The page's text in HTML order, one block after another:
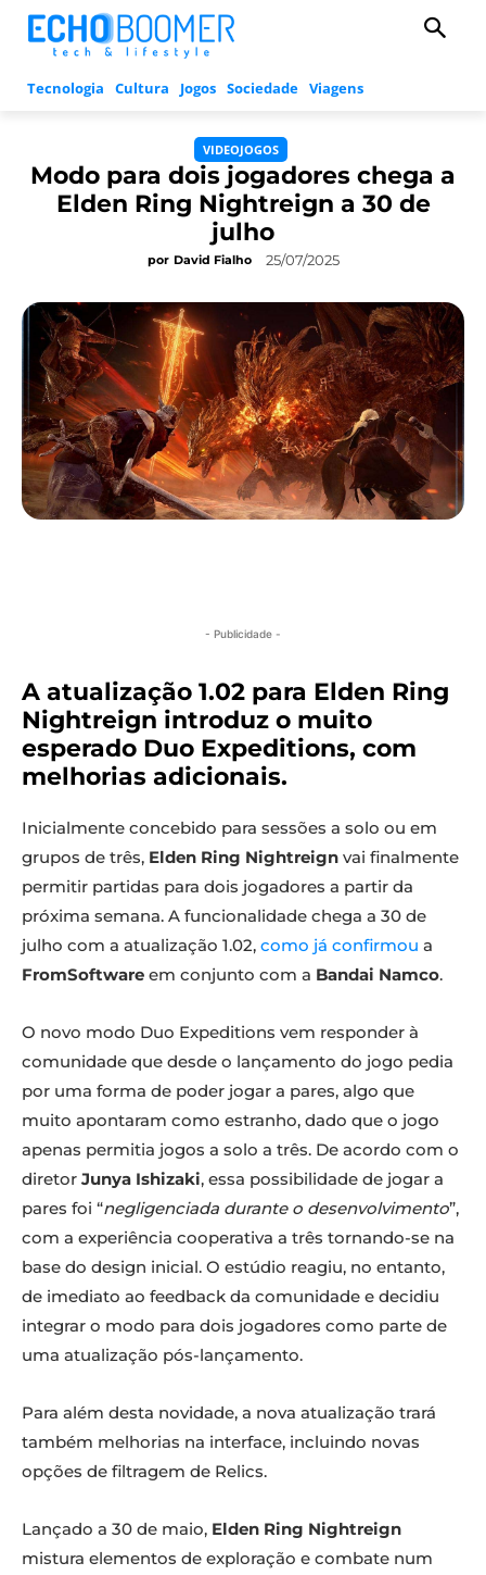
Tecnologia Cultura Jogos Sociedade Viagens
VIDEOJOGOS
Modo para dois jogadores chega a
Elden Ring Nightreign a 30 de
julho
por David Fialho 25/07/2025
- Publicidade -
A atualização 1.02 para Elden Ring
Nightreign introduz o muito
esperado Duo Expeditions, com
melhorias adicionais.
Inicialmente concebido para sessões a solo ou em
grupos de três, Elden Ring Nightreign vai finalmente
permitir partidas para dois jogadores a partir da
próxima semana. A funcionalidade chega a 30 de
julho com a atualização 1.02, como já confirmou a
FromSoftware em conjunto com a Bandai Namco.
O novo modo Duo Expeditions vem responder à
comunidade que desde o lançamento do jogo pedia
por uma forma de poder jogar a pares, algo que
muito apontaram como estranho, dado que o jogo
apenas permitia jogos a solo a três. De acordo com o
diretor Junya Ishizaki, essa possibilidade de jogar a
pares foi “negligenciada durante o desenvolvimento”,
com a experiência cooperativa a três tornando-se na
base do design inicial. O estúdio reagiu, no entanto,
de imediato ao feedback da comunidade e decidiu
integrar o modo para dois jogadores como parte de
uma atualização pós-lançamento.
Para além desta novidade, a nova atualização trará
também melhorias na interface, incluindo novas
opções de filtragem de Relics.
Lançado a 30 de maio, Elden Ring Nightreign
mistura elementos de exploração e combate num